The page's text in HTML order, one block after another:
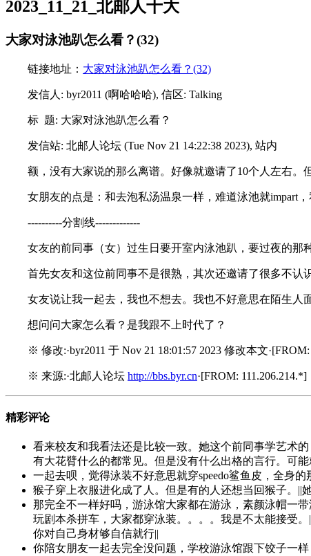
2023_11_21_北邮人十大
大家对泳池趴怎么看？(32)
链接地址： 大家对泳池趴怎么看？(32)
发信人: byr2011 (啊哈哈哈), 信区: Talking
标 题: 大家对泳池趴怎么看？
发信站: 北邮人论坛 (Tue Nov 21 14:22:38 2023), 站内
额，没有大家说的那么离谱。好像就邀请了10个人左右。
女朋友的点是：和去泡私汤温泉一样，难道泳池就impart
----------分割线-------------
女友的前同事（女）过生日要开室内泳池趴，要过夜的那
首先女友和这位前同事不是很熟，其次还邀请了很多不认
女友说让我一起去，我也不想去。我也不好意思在陌生人
想问问大家怎么看？是我跟不上时代了？
※ 修改:·byr2011 于 Nov 21 18:01:57 2023 修改本文
※ 来源:·北邮人论坛 http://bbs.byr.cn·[FROM: 111.206.214.*]
精彩评论
看来校友和我看法还是比较一致。她这个前同事学艺术
有大花臂什么的都常见。但是没有什么出格的言行。可能
一起去呗，觉得泳装不好意思就穿speedo鲨鱼皮，全身的
猴子穿上衣服进化成了人。但是有的人还想当回猴子。||
那完全不一样好吗，游泳馆大家都在游泳，素颜泳帽一
玩剧本杀拼车，大家都穿泳装。。。。我是不太能接受
你对自己身材够自信就行||
你陪女朋友一起去完全没问题，学校游泳馆跟下饺子一